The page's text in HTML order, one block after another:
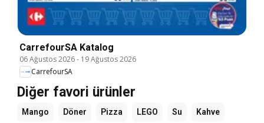
CarrefourSA Katalog
06 Ağustos 2026- 19 Ağustos 2026
CarrefourSA
Diğer favori ürünler
Mango Döner Pizza LEGO Su Kahve